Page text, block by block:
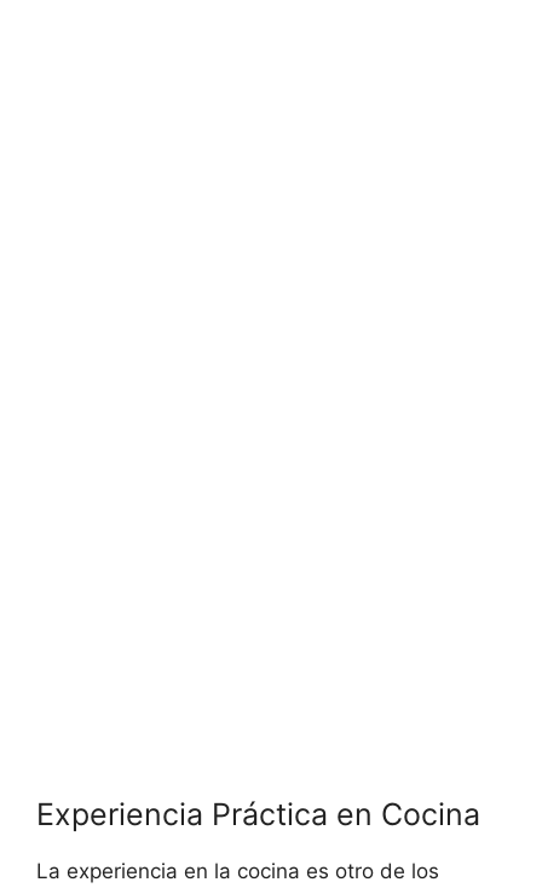
Experiencia Práctica en Cocina
La experiencia en la cocina es otro de los